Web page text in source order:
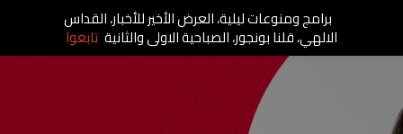
برامج ومنوعات ليلية، العرض الأخير للأخبار، القداس
الالهي، قلنا بونجور، الصباحية الاولى والثانية تابعوا